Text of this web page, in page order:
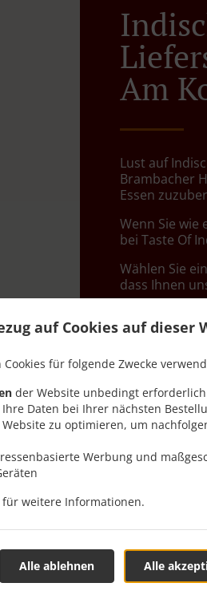
auf Cookies auf dieser
für folgende Zwecke
der Website unbedingt
Daten bei Ihrer nächsten
zu optimieren, um
Werbung und
für weitere Informationen.
Alle
Alle ablehnen
Am
Lust auf
Brambacher
Essen
Wenn Sie wie
bei Taste Of
Wählen Sie
dass Ihnen
Zone 1,
Zone 2,
Zone 3,
,
Zone 5,
,